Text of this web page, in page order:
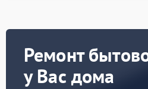
Ремонт
у Вас дома